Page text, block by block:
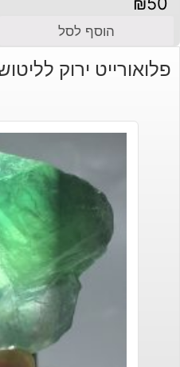
הוסף לסל
פלואורייט ירוק לליטוש